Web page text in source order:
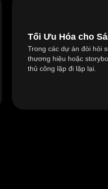
Tối Ưu Hóa cho
Trong các dự án đòi hỏi
thương hiệu hoặc
thủ công lặp đi lặp lại.